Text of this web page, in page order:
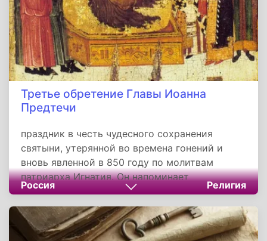
наследия христианской любви и памяти.
Третье обретение Главы Иоанна
Предтечи
праздник в честь чудесного сохранения
святыни, утерянной во времена гонений и
вновь явленной в 850 году по молитвам
патриарха Игнатия. Он напоминает
христианам о мужестве «передового борца за
истину» — Крестителя, принявшего смерть за
веру. Историческая судьба реликвии, от
Коман до Константинополя, символизирует
Россия Религия